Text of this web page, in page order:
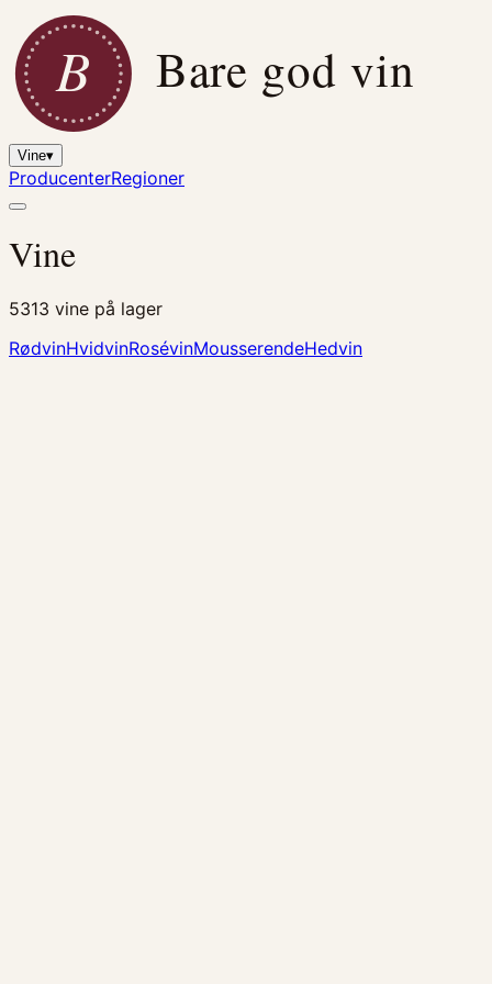
B Bare god vin
Vine▾
ProducenterRegioner
Vine
5313 vine på lager
RødvinHvidvinRosévinMousserendeHedvin